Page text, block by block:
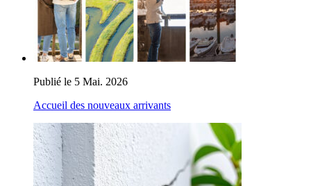
Publié le 5 Mai. 2026
Accueil des nouveaux arrivants